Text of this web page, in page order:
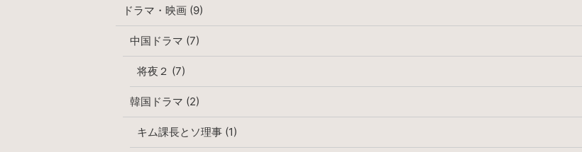
ドラマ・映画 (9)
中国ドラマ (7)
将夜２ (7)
韓国ドラマ (2)
キム課長とソ理事 (1)